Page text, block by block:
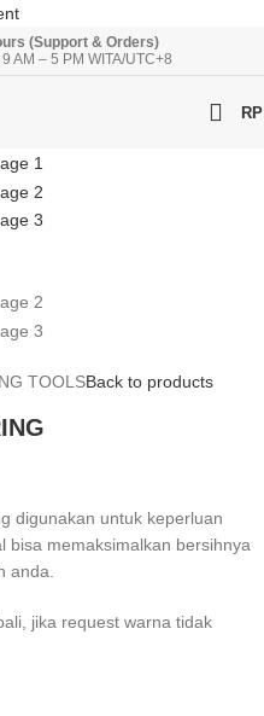
(Support & Orders)
AM – 5 PM WITA/UTC+8
RP
TOOLSBack to products
digunakan untuk keperluan
bisa memaksimalkan bersihnya
anda.
jika request warna tidak